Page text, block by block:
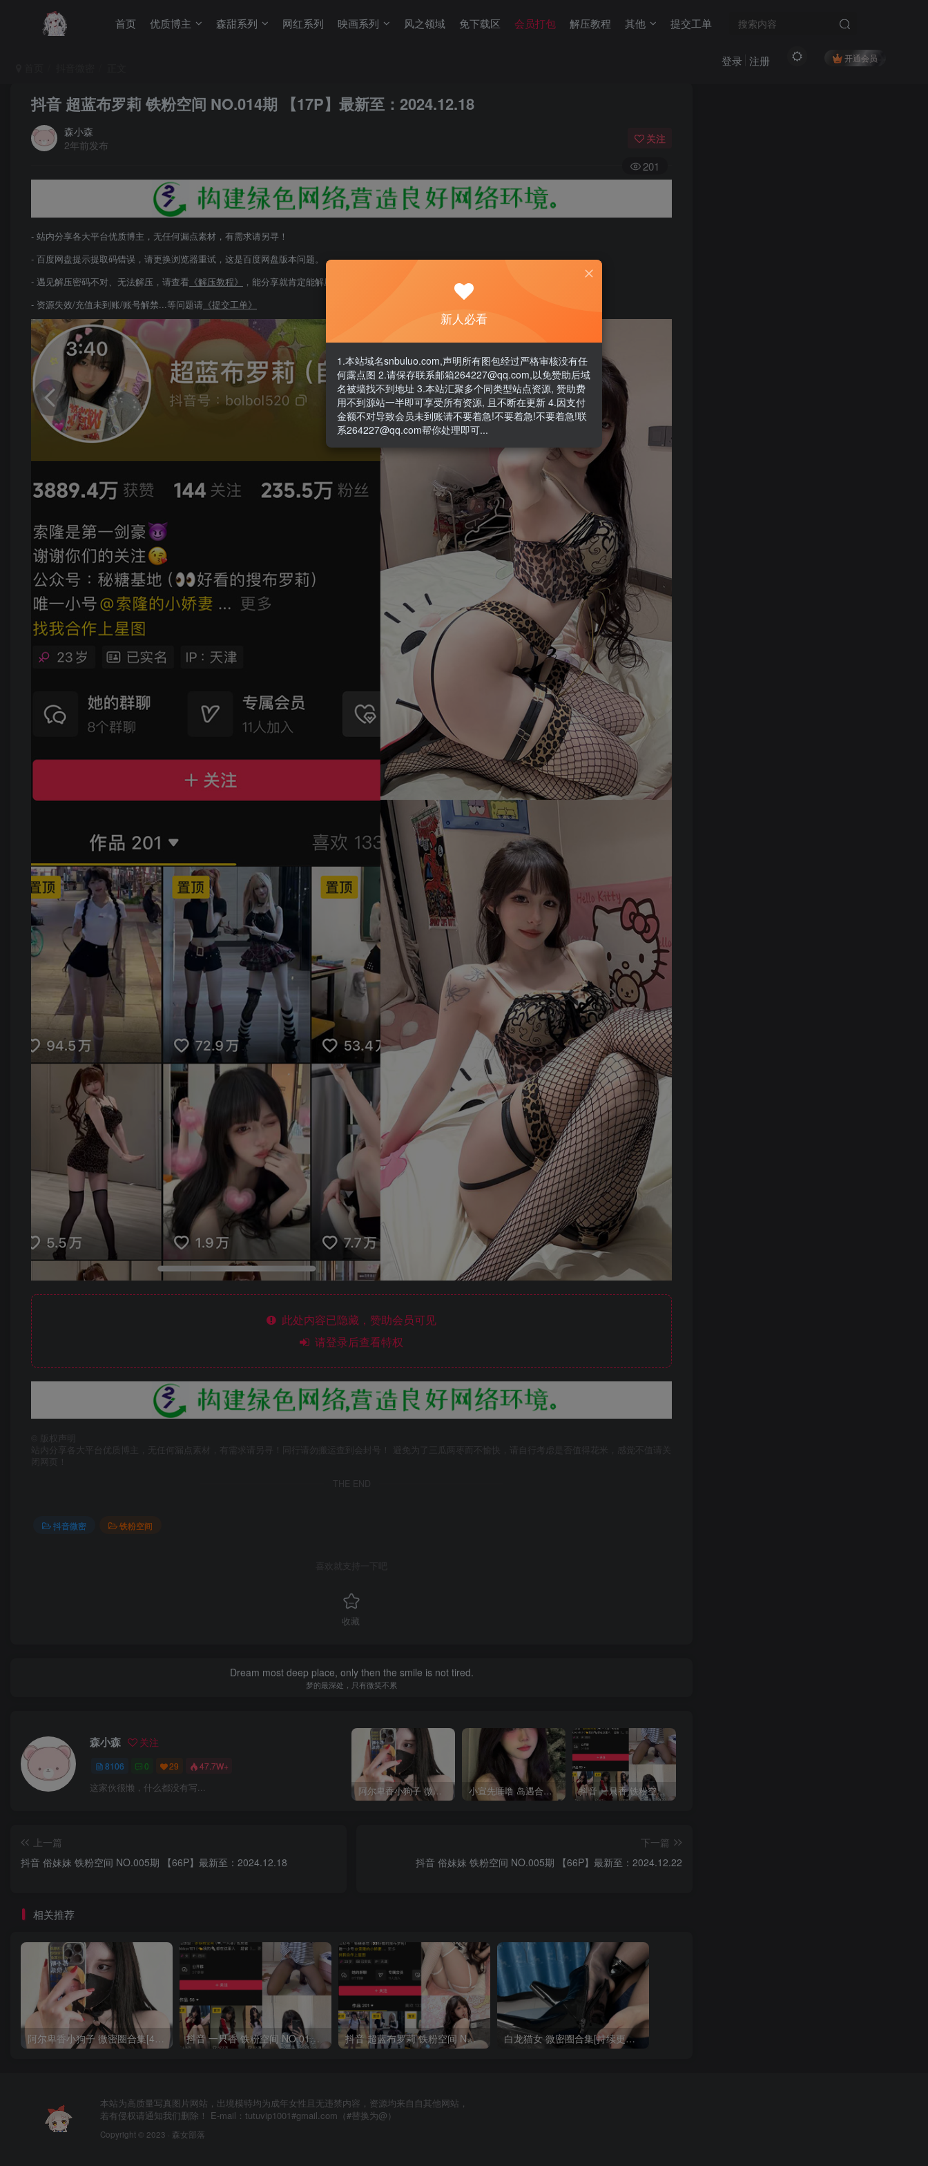
首页 优质博主 森甜系列 网红系列 映画系列 风之领域 免下载区 会员打包 解压教程 其他 提交工单
开通会员
登录 注册
抖音 超蓝布罗莉 铁粉空间 NO.014期 【17P】最新至：2024.12.18
森小森
2年前发布
关注
201
- 站内分享各大平台优质博主，无任何漏点素材，有需求请另寻！
- 百度网盘提示提取码错误，请更换浏览器重试，这是百度网盘版本问题。
- 遇见解压密码不对、无法解压，请查看 《解压教程》
，能分享就肯定能解压！
- 资源失效/充值未到账/账号解禁...等问题请 《提交工单》
此处内容已隐藏，赞助会员可见
请登录后查看特权
版权声明
站内分享各大平台优质博主，无任何漏点素材，有需求请另寻！同行请勿搬运查到会封号！ 避免为了三瓜两枣而不愉快，请自行考虑是否值得花米，感觉不值请关
闭网页！
THE END
抖音微密 铁粉空间
喜欢就支持一下吧
收藏
Dream most deep place, only then the smile is not tired.
梦的最深处，只有微笑不累
森小森 关注
8106 0 29 47.7W+
这家伙很懒，什么都没有写... 阿尔卑香小狗子 微密圈合集[40套][持续更新2023.12.14] 小宣先睡噜 岛遇合集[持续更新2025.08.27] 抖音 一只香 铁粉空间 NO.010期 【18P8V】最新至：2025.3.3
上一篇
抖音 俗妹妹 铁粉空间 NO.005期 【66P】最新至：2024.12.18
下一篇
抖音 俗妹妹 铁粉空间 NO.005期 【66P】最新至：2024.12.22
相关推荐
抖音 一只香 铁粉空间 NO.010期 【18P8V】最新至：2025.3.3 抖音 超蓝布罗莉 铁粉空间 NO.017期 【9P1V】最新至：2025.3.13 白龙猫女 微密圈合集[持续更新2024.02.21]
本站为高质量写真图片网站，出境模特均为成年女性且无违禁内容，资源均来自自其他网站，
若有侵权请通知我们删除！ E-mail：tutuvip1001#gmail.com（#替换为@）
Copyright © 2023 · 森女部落
新人必看
1.本站域名snbuluo.com,声明所有图包经过严格审核没有任
何露点图 2.请保存联系邮箱264227@qq.com,以免赞助后域
名被墙找不到地址 3.本站汇聚多个同类型站点资源, 赞助费
用不到源站一半即可享受所有资源, 且不断在更新 4.因支付
金额不对导致会员未到账请不要着急!不要着急!不要着急!联
系264227@qq.com帮你处理即可...